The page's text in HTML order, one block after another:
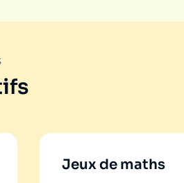
Jeux de maths